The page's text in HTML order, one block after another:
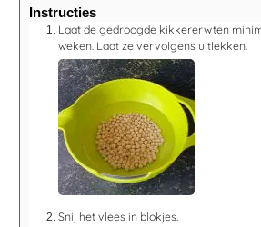
Instructies
Laat de gedroogde kikkererwten
weken. Laat ze vervolgens uitlekken.
Snij het vlees in blokjes.